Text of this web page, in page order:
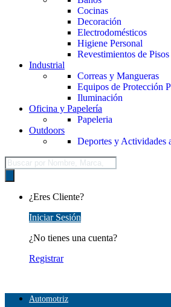
Cocinas
Decoración
Electrodomésticos
Higiene Personal
Revestimientos de
Industrial
Correas y Mangueras
Equipos de Protección
Iluminación
Oficina y Papelería
Papeleria
Outdoors
Deportes y Actividades
Búsqueda
de
productos
¿Eres Cliente?
Iniciar Sesión
¿No tienes una cuenta?
Registrar
Automotriz